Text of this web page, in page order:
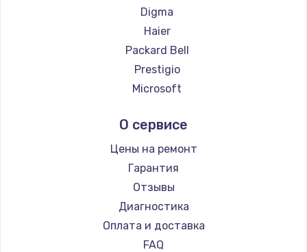
Ремонт ноутбуков ZTE
Ремонт ноутбуков Hiper
Ремонт ноутбуков Evga
Ремонт ноутбуков Google
Ремонт ноутбуков Echips
Ремонт ноутбуков Predator
Ремонт ноутбуков iru
Ремонт ноутбуков Machenike
Ремонт ноутбуков DEXP
Ремонт ноутбуков Teclast
Ремонт ноутбуков CHUWI
Ремонт ноутбуков Colorful
Digma
Haier
Packard Bell
Prestigio
Microsoft
Aquarius
Gigabyte
Aorus
Maibenben
Getac
Epson
Philips
О сервисе
Цены на ремонт
Гарантия
Отзывы
Диагностика
Оплата и доставка
FAQ